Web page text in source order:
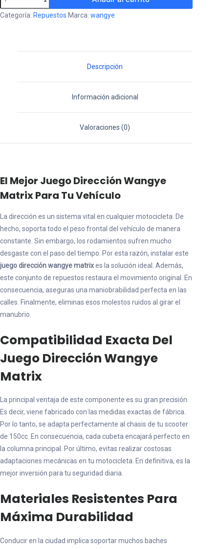
Dirección
Wangye
cantidad
Categoría: Repuestos Marca: wangye
Descripción
Información adicional
Valoraciones (0)
El Mejor Juego Dirección Wangye
Matrix Para Tu Vehículo
La dirección es un sistema vital en cualquier motocicleta. De
hecho, soporta todo el peso frontal del vehículo de manera
constante. Sin embargo, los rodamientos sufren mucho
desgaste con el paso del tiempo. Por esta razón, instalar este
juego dirección wangye matrixes la solución ideal. Además,
este conjunto de repuestos restaura el movimiento original. En
consecuencia, aseguras una maniobrabilidad perfecta en las
calles. Finalmente, eliminas esos molestos ruidos al girar el
manubrio.
Compatibilidad Exacta Del
Juego Dirección Wangye
Matrix
La principal ventaja de este componente es su gran precisión.
Es decir, viene fabricado con las medidas exactas de fábrica.
Por lo tanto, se adapta perfectamente al chasis de tu scooter
de 150cc. En consecuencia, cada cubeta encajará perfecto en
la columna principal. Por último, evitas realizar costosas
adaptaciones mecánicas en tu motocicleta. En definitiva, es la
mejor inversión para tu seguridad diaria.
Materiales Resistentes Para
Máxima Durabilidad
Conducir en la ciudad implica soportar muchos baches